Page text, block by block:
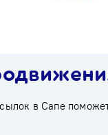
в Cапе